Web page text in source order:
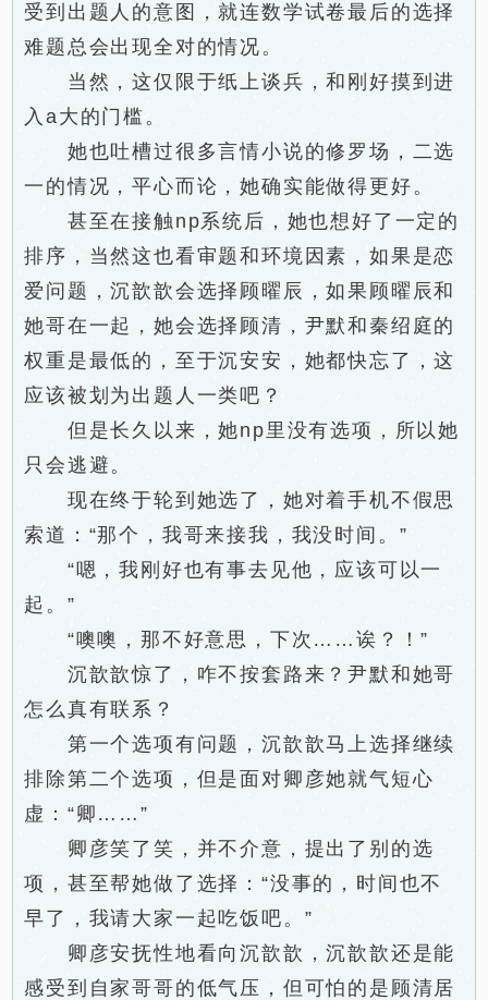
受到出题人的意图，就连数学试卷最后的选择
难题总会出现全对的情况。
当然，这仅限于纸上谈兵，和刚好摸到进
入a大的门槛。
她也吐槽过很多言情小说的修罗场，二选
一的情况，平心而论，她确实能做得更好。
甚至在接触np系统后，她也想好了一定的
排序，当然这也看审题和环境因素，如果是恋
爱问题，沉歆歆会选择顾曜辰，如果顾曜辰和
她哥在一起，她会选择顾清，尹默和秦绍庭的
权重是最低的，至于沉安安，她都快忘了，这
应该被划为出题人一类吧？
但是长久以来，她np里没有选项，所以她
只会逃避。
现在终于轮到她选了，她对着手机不假思
索道：“那个，我哥来接我，我没时间。”
“嗯，我刚好也有事去见他，应该可以一
起。”
“噢噢，那不好意思，下次……诶？！”
沉歆歆惊了，咋不按套路来？尹默和她哥
怎么真有联系？
第一个选项有问题，沉歆歆马上选择继续
排除第二个选项，但是面对卿彦她就气短心
虚：“卿……”
卿彦笑了笑，并不介意，提出了别的选
项，甚至帮她做了选择：“没事的，时间也不
早了，我请大家一起吃饭吧。”
卿彦安抚性地看向沉歆歆，沉歆歆还是能
感受到自家哥哥的低气压，但可怕的是顾清居